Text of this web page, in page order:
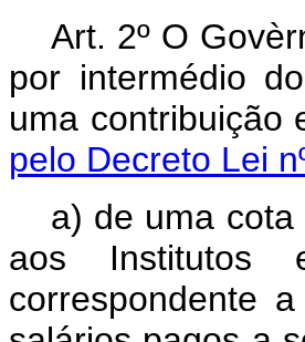
Art. 2º O
por intermédio
uma
pelo Decreto Lei
a) de uma
aos Institutos
correspondente